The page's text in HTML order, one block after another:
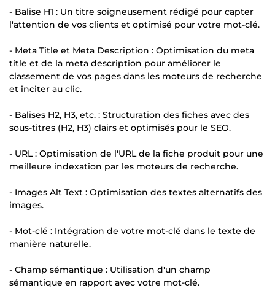
- Balise H1 : Un titre soigneusement rédigé pour capter
l'attention de vos clients et optimisé pour votre mot-clé.
- Meta Title et Meta Description : Optimisation du meta
title et de la meta description pour améliorer le
classement de vos pages dans les moteurs de recherche
et inciter au clic.
- Balises H2, H3, etc. : Structuration des fiches avec des
sous-titres (H2, H3) clairs et optimisés pour le SEO.
- URL : Optimisation de l'URL de la fiche produit pour une
meilleure indexation par les moteurs de recherche.
- Images Alt Text : Optimisation des textes alternatifs des
images.
- Mot-clé : Intégration de votre mot-clé dans le texte de
manière naturelle.
- Champ sémantique : Utilisation d'un champ
sémantique en rapport avec votre mot-clé.